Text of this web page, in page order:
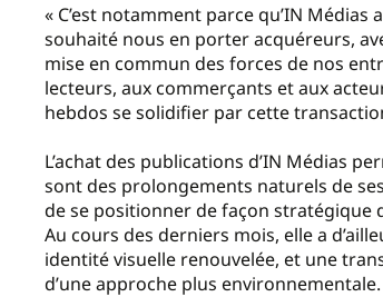
« C’est notamment parce qu’IN
souhaité nous en porter acquéreurs,
mise en commun des forces de nos
lecteurs, aux commerçants et aux
hebdos se solidifier par cette
L’achat des publications d’IN Médias
sont des prolongements naturels de
de se positionner de façon stratégique
Au cours des derniers mois, elle a
identité visuelle renouvelée, et une
d’une approche plus environnementale.